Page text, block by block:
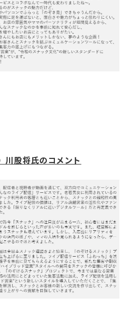
川股将氏のコメント